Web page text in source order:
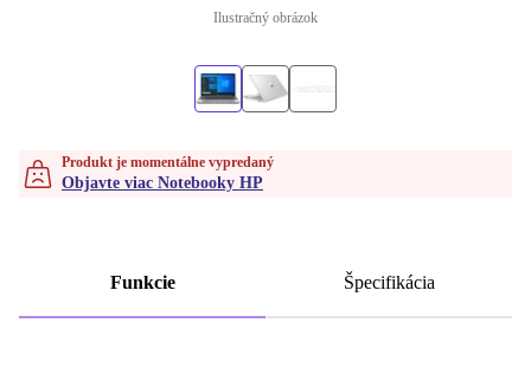
Ilustračný obrázok
Produkt je momentálne vypredaný
Objavte viac Notebooky HP
Funkcie Špecifikácia